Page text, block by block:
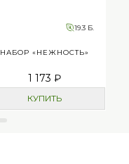
19.3 Б.
НАБОР «НЕЖНОСТЬ»
1 173 ₽
КУПИТЬ